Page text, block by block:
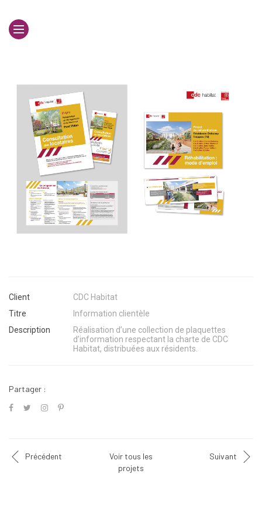
Client
CDC Habitat
Titre
Information clientèle
Description
Réalisation d’une collection de plaquettes
d’information respectant la charte de CDC
Habitat, distribuées aux résidents.
Partager :
Précédent
Voir tous les
projets
Suivant